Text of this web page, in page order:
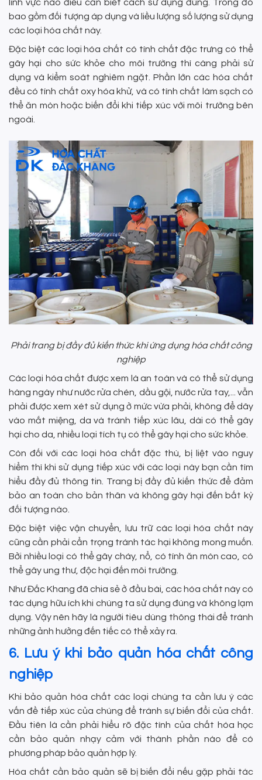
lĩnh vực nào điều cần biết cách sử dụng đúng. Trong đó
bao gồm đối tượng áp dụng và liều lượng số lượng sử dụng
các loại hóa chất này.
Đặc biệt các loại hóa chất có tính chất đặc trưng có thể
gây hại cho sức khỏe cho môi trường thì càng phải sử
dụng và kiểm soát nghiêm ngặt. Phần lớn các hóa chất
đều có tính chất oxy hóa khử, và có tính chất làm sạch có
thể ăn mòn hoặc biến đổi khi tiếp xúc với môi trường bên
ngoài.
Phải trang bị đầy đủ kiến thức khi ứng dụng hóa chất công
nghiệp
Các loại hóa chất được xem là an toàn và có thể sử dụng
hàng ngày như nước rửa chén, dầu gội, nước rửa tay,... vẫn
phải được xem xét sử dụng ở mức vừa phải, không để dây
vào mắt miệng, da và tránh tiếp xúc lâu, dài có thể gây
hại cho da, nhiều loại tích tụ có thể gây hại cho sức khỏe.
Còn đối với các loại hóa chất đặc thù, bị liệt vào nguy
hiểm thì khi sử dụng tiếp xúc với các loại này bạn cần tìm
hiểu đầy đủ thông tin. Trang bị đầy đủ kiến thức để đảm
bảo an toàn cho bản thân và không gây hại đến bất kỳ
đối tượng nào.
Đặc biệt việc vận chuyển, lưu trữ các loại hóa chất này
cũng cần phải cẩn trọng tránh tác hại không mong muốn.
Bởi nhiều loại có thể gây cháy, nổ, có tính ăn mòn cao, có
thể gây ung thư, độc hại đến môi trường.
Như Đắc Khang đã chia sẻ ở đầu bài, các hóa chất này có
tác dụng hữu ích khi chúng ta sử dụng đúng và không lạm
dụng. Vậy nên hãy là người tiêu dùng thông thái để tránh
những ảnh hưởng đến tiếc có thể xảy ra.
6. Lưu ý khi bảo quản hóa chất công
nghiệp
Khi bảo quản hóa chất các loại chúng ta cần lưu ý các
vấn đề tiếp xúc của chúng để tránh sự biến đổi của chất.
Đầu tiên là cần phải hiểu rõ đặc tính của chất hóa học
cần bảo quản nhạy cảm với thành phần nào để có
phương pháp bảo quản hợp lý.
Hóa chất cần bảo quản sẽ bị biến đổi nếu gặp phải tác